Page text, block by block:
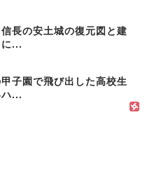
長の安土城の復元図と建
...
子園で飛び出した高校生
...